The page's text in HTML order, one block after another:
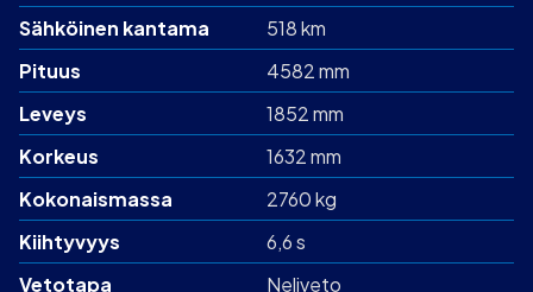
Sähköinen kantama
518 km
Pituus
4582 mm
Leveys
1852 mm
Korkeus
1632 mm
Kokonaismassa
2760 kg
Kiihtyvyys
6,6 s
Vetotapa
Neliveto